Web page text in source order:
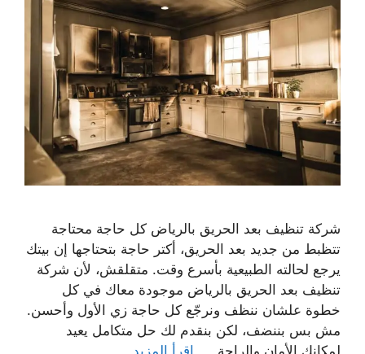
شركة تنظيف بعد الحريق بالرياض كل حاجة محتاجة
تتظبط من جديد بعد الحريق، أكتر حاجة بتحتاجها إن بيتك
يرجع لحالته الطبيعية بأسرع وقت. متقلقش، لأن شركة
تنظيف بعد الحريق بالرياض موجودة معاك في كل
خطوة علشان ننظف ونرجّع كل حاجة زي الأول وأحسن.
مش بس بننضف، لكن بنقدم لك حل متكامل يعيد